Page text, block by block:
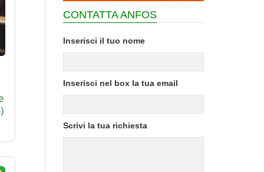
CONTATTA ANFOS
Inserisci il tuo nome
Inserisci nel box la tua email
Scrivi la tua richiesta